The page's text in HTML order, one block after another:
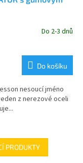
Do 2-3 dnů
Do košíku
nesoucí jméno
z nerezové oceli
PRODUKTY